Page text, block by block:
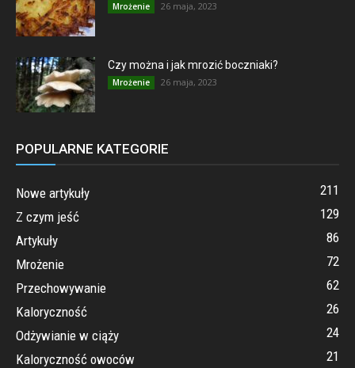
Mrożenie 26 maja, 2023
Czy można i jak mrozić boczniaki?
Mrożenie 26 maja, 2023
POPULARNE KATEGORIE
Nowe artykuły
211
Z czym jeść
129
Artykuły
86
Mrożenie
72
Przechowywanie
62
Kaloryczność
26
Odżywianie w ciąży
24
Kaloryczność owoców
21